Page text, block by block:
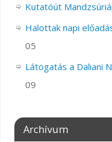
Kutatóút
Halottak napi
05
Látogatás a Daliani
09
Archívum